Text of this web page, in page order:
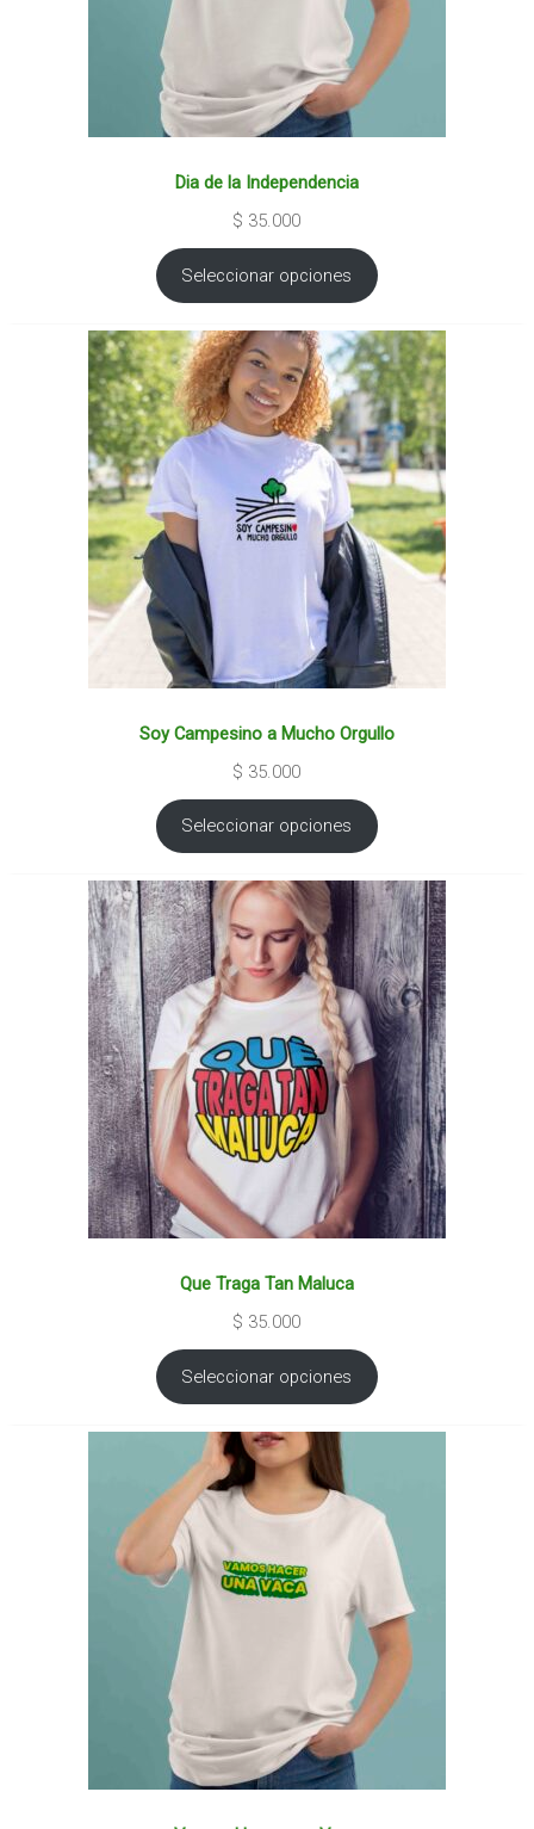
Dia de la Independencia
$ 35.000
Seleccionar opciones
Soy Campesino a Mucho Orgullo
$ 35.000
Seleccionar opciones
Que Traga Tan Maluca
$ 35.000
Seleccionar opciones